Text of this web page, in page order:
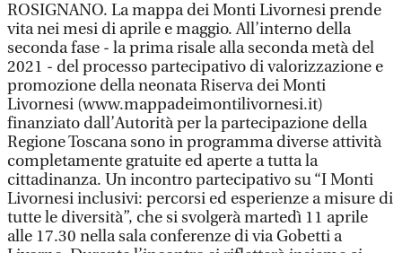
ROSIGNANO. La mappa dei Monti Livornesi prende
vita nei mesi di aprile e maggio. All’interno della
seconda fase - la prima risale alla seconda metà del
2021 - del processo partecipativo di valorizzazione e
promozione della neonata Riserva dei Monti
Livornesi (www.mappadeimontilivornesi.it)
finanziato dall’Autorità per la partecipazione della
Regione Toscana sono in programma diverse attività
completamente gratuite ed aperte a tutta la
cittadinanza. Un incontro partecipativo su “I Monti
Livornesi inclusivi: percorsi ed esperienze a misure di
tutte le diversità”, che si svolgerà martedì 11 aprile
alle 17.30 nella sala conferenze di via Gobetti a